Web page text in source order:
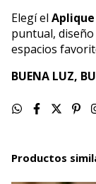
Elegí el
puntual,
espacios
BUENA LUZ,
Productos